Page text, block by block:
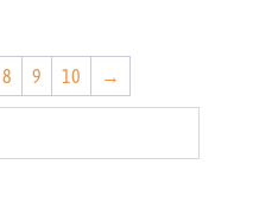
8 9 10 →